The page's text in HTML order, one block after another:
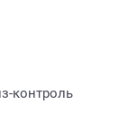
контроль